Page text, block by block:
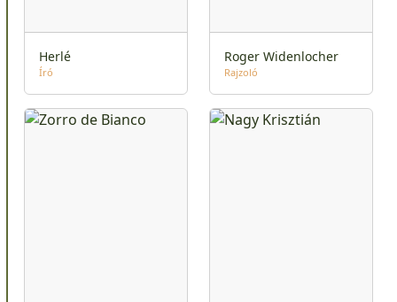
Herlé
Író
Roger Widenlocher
Rajzoló